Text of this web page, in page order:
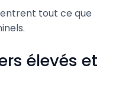
tout ce que
élevés et